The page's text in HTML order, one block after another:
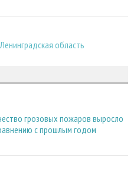
Ленинградская область
грозовых пожаров выросло
с прошлым годом